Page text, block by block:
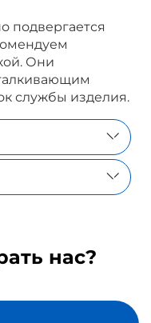
подвергается
Они
службы изделия.
нас?